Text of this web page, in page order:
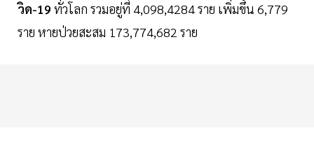
วิด-19 ทั่วโลก รวมอยู่ที่ 4,098,4284 ราย เพิ่มขึ้น 6,779
ราย หายป่วยสะสม 173,774,682 ราย